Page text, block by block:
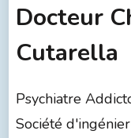
Docteur
Cutarella
Psychiatre
Société